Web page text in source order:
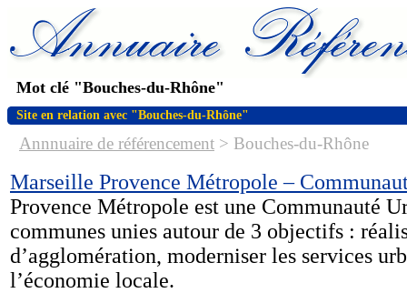
Mot clé "Bouches-du-Rhône"
Site en relation avec "Bouches-du-Rhône"
Annnuaire de référencement > Bouches-du-Rhône
Marseille Provence Métropole –
Provence Métropole est une Communauté
communes unies autour de 3 objectifs :
d’agglomération, moderniser les services
l’économie locale.